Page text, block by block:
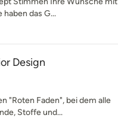
das G...
Design
"Roten Faden", bei dem alle
Stoffe und...